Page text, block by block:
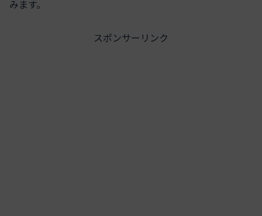
みます。
スポンサーリンク